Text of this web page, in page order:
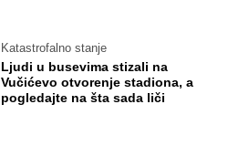
Katastrofalno stanje
Ljudi u busevima stizali na
Vučićevo otvorenje stadiona, a
pogledajte na šta sada liči